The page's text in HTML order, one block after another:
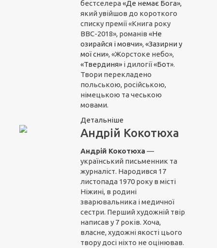
бестселера «Де немає Бога»,
який увійшов до короткого
списку премії «Книга року
ВВС-2018», романів «Не
озирайся і мовчи», «Зазирни у
мої сни», «Жорстоке небо»,
«Твердиня» і дилогії«Бот».
Твори перекладено
польською, російською,
німецькою та чеською
мовами.
Детальніше
Андрій Кокотюха
Андрій Кокотюха —
український письменник та
журналіст. Народився 17
листопада 1970 року в місті
Ніжині, в родині
зварювальника і медичної
сестри. Перший художній твір
написав у 7 років. Хоча,
власне, художні якості цього
твору досі ніхто не оцінював.